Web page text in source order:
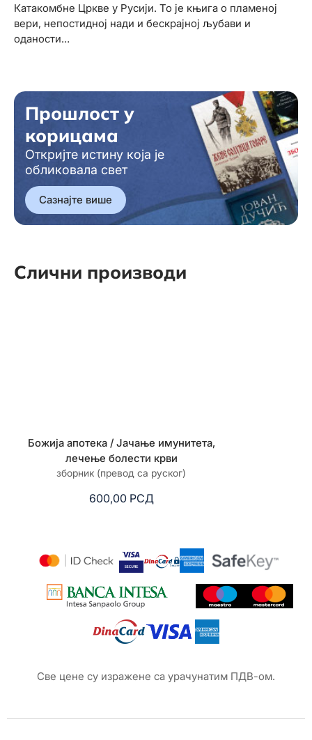
Катакомбне Цркве у Русији. То је књига о пламеној
вери, непостидној нади и бескрајној љубави и
оданости…
Прошлост у
корицама
Откријте истину која је
обликовала свет
Сазнајте више
Слични производи
Божија апотека / Јачање имунитета,
лечење болести крви
зборник (превод са руског)
600,00 РСД
Све цене су изражене са урачунатим ПДВ-ом.